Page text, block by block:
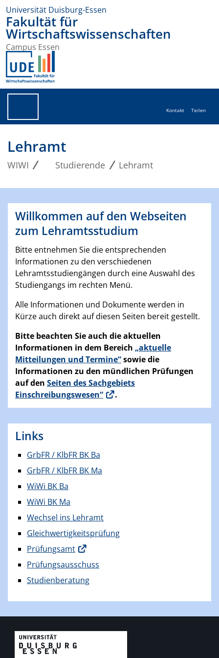
Universität Duisburg-Essen
Fakultät für
Wirtschaftswissenschaften
Campus Essen
Kontakt Teilen
Lehramt
WIWI Studierende Lehramt
Willkommen auf den Webseiten
zum Lehramtsstudium
Bitte entnehmen Sie die entsprechenden
Informationen zu den verschiedenen
Lehramtsstudiengängen durch eine Auswahl des
Studiengangs im rechten Menü.
Alle Informationen und Dokumente werden in
Kürze auch direkt auf diesen Seiten bereit gestellt.
Bitte beachten Sie auch die aktuellen
Informationen in dem Bereich „aktuelle
Mitteilungen und Termine“sowie die
Informationen zu den mündlichen Prüfungen
auf den Seiten des Sachgebiets
Einschreibungswesen“
.
Links
GrbFR / KlbFR BK Ba
GrbFR / KlbFR BK Ma
WiWi BK Ba
WiWi BK Ma
Wechsel ins Lehramt
Gleichwertigkeitsprüfung
Prüfungsamt
Prüfungsausschuss
Studienberatung